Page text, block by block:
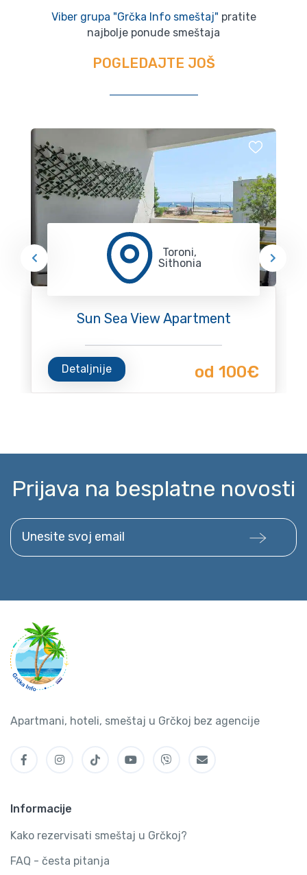
Viber grupa "Grčka Info smeštaj" pratite
najbolje ponude smeštaja
POGLEDAJTE JOŠ
Toroni,
Sithonia
Sun Sea View Apartment
Detaljnije od 100€
Prijava na besplatne novosti
Unesite svoj email
Apartmani, hoteli, smeštaj u Grčkoj bez agencije
Informacije
Kako rezervisati smeštaj u Grčkoj?
FAQ - česta pitanja